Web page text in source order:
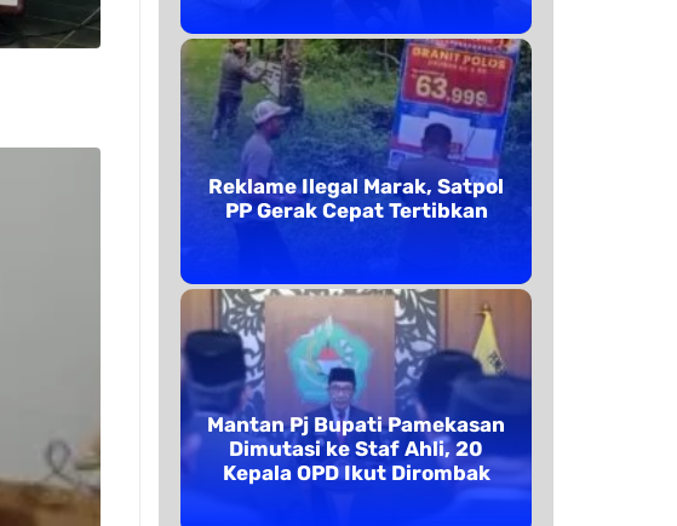
Reklame Ilegal Marak, Satpol
PP Gerak Cepat Tertibkan
Mantan Pj Bupati Pamekasan
Dimutasi ke Staf Ahli, 20
Kepala OPD Ikut Dirombak